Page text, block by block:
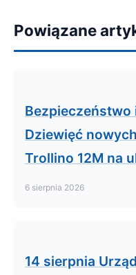
Powiązane
Dziewięć
Trollino 12M na
6 sierpnia 2026
14 sierpnia